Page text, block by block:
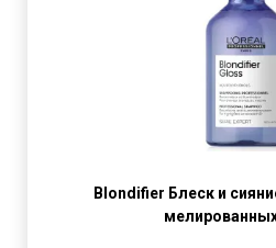
Blondifier Блеск и